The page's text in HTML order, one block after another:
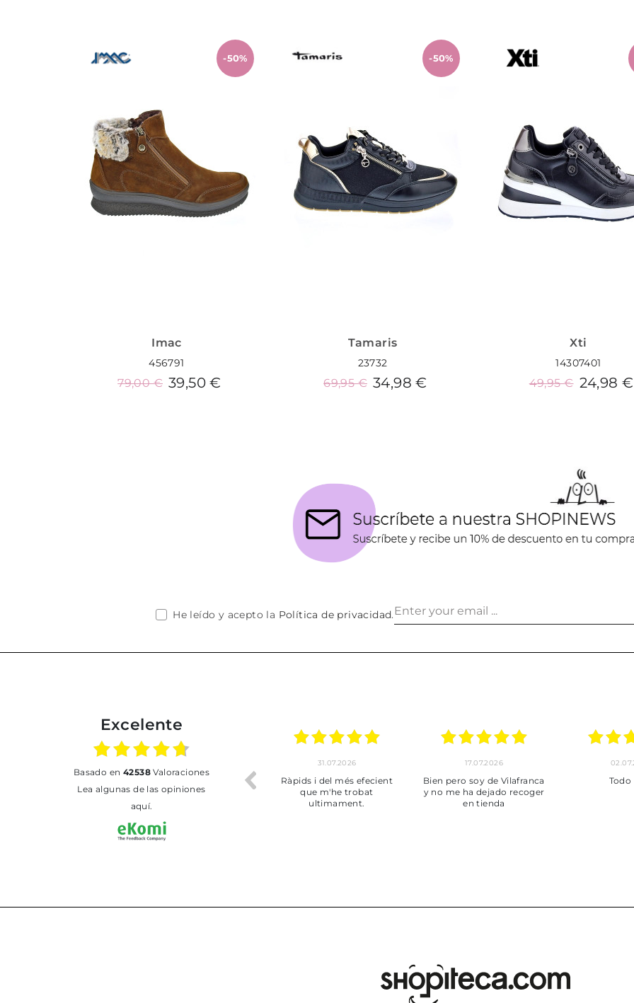
-50%
Imac
456791
39,50 €
79,00 €
-50%
Tamaris
23732
34,98 €
69,95 €
Xti
14307401
24,98 €
49,95 €
He leído y acepto la Política de privacidad.
Excelente
basado en 42538Valoraciones
Lea algunas de las opiniones
aquí.
30.06.2026
Tot perfecte
24.06.2026
***
Pedido